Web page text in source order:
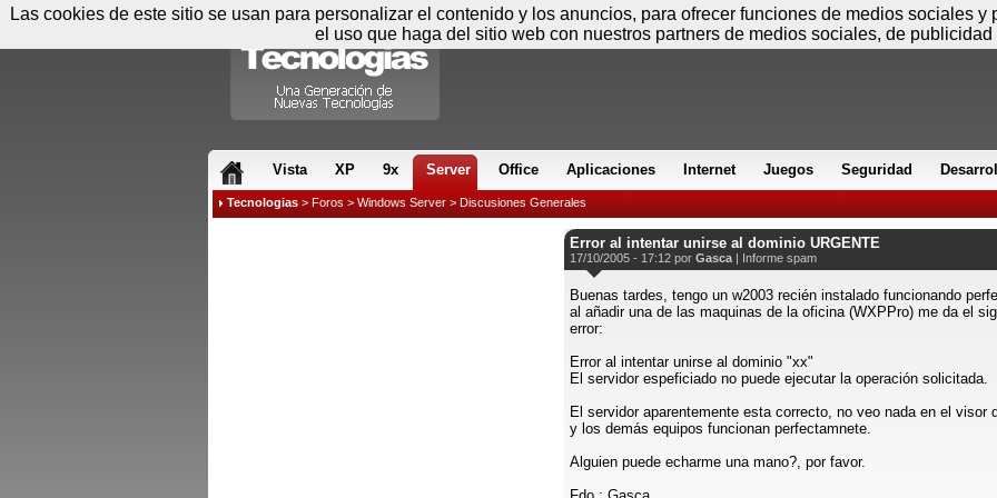
Vista XP 9x Server Office Aplicaciones Internet Juegos Seguridad
Tecnologias > Foros > Windows Server > Discusiones Generales
Error al intentar unirse al dominio URGENTE
17/10/2005 - 17:12 por Gasca | Informe spam
Buenas tardes, tengo un w2003 recién instalado funcionando
al añadir una de las maquinas de la oficina (WXPPro) me da el
error:
Error al intentar unirse al dominio "xx"
El servidor espeficiado no puede ejecutar la operación solicitada.
El servidor aparentemente esta correcto, no veo nada en el visor
y los demás equipos funcionan perfectamnete.
Alguien puede echarme una mano?, por favor.
Las cookies de este sitio se usan para personalizar el contenido y los anuncios, para ofrecer funciones de medios sociales
el uso que haga del sitio web con nuestros partners de medios sociales, de